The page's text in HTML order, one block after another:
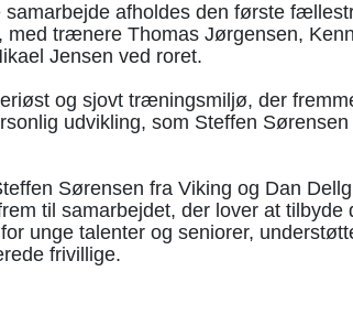
samarbejde afholdes den første
med trænere Thomas Jørgensen,
Jensen ved roret.
og sjovt træningsmiljø, der
udvikling, som Steffen Sørensen
Sørensen fra Viking og Dan
til samarbejdet, der lover at tilbyde
unge talenter og seniorer,
frivillige.